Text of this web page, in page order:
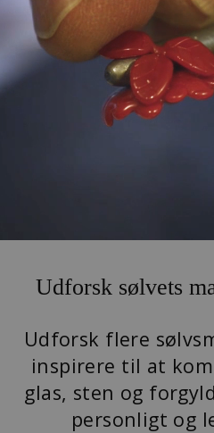
Udforsk sølvets
Udforsk flere
inspirere til at
glas, sten og
personligt og